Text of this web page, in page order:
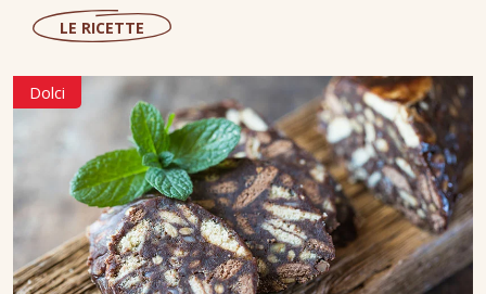
LE RICETTE
Dolci